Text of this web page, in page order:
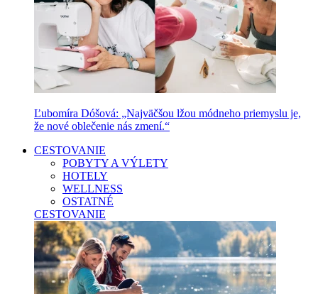
Ľubomíra Dóšová: „Najväčšou lžou módneho priemyslu je,
že nové oblečenie nás zmení.“
CESTOVANIE
POBYTY A VÝLETY
HOTELY
WELLNESS
OSTATNÉ
CESTOVANIE